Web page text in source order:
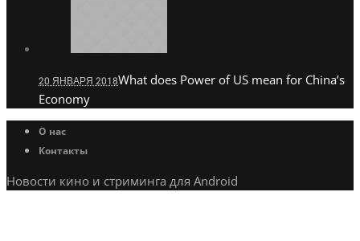
20 ЯНВАРЯ 2018What does Power of US mean for China’s
Economy
О нас
Контакты
Новости кино и стриминга для Android